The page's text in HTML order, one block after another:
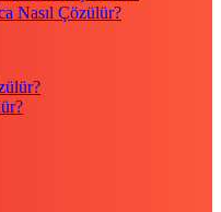
Nasıl Çözülür?